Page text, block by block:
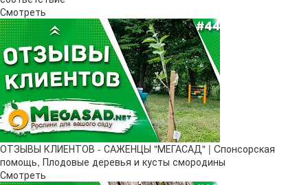
Смотреть
ОТЗЫВЫ КЛИЕНТОВ - САЖЕНЦЫ "МЕГАСАД" | Cпонсорская
помощь, Плодовые деревья и кусты смородины
Смотреть